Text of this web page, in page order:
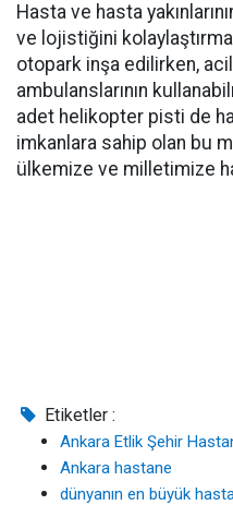
Hasta ve hasta
ve lojistiğini
otopark inşa edilirken,
ambulanslarının
adet helikopter pisti de
imkanlara sahip olan bu
ülkemize ve milletimize
Etiketler :
Ankara Etlik Şehir
Ankara hastane
dünyanın en büyük